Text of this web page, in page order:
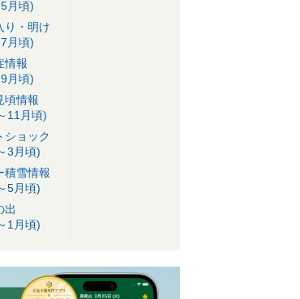
月頃)
り・明け
月頃)
情報
月頃)
頃情報
11月頃)
ショック
3月頃)
積雪情報
5月頃)
出
1月頃)